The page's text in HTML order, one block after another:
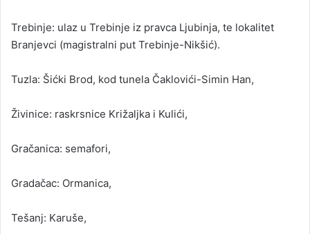
Trebinje: ulaz u Trebinje iz pravca Ljubinja, te lokalitet
Branjevci (magistralni put Trebinje-Nikšić).
Tuzla: Šićki Brod, kod tunela Čaklovići-Simin Han,
Živinice: raskrsnice Križaljka i Kulići,
Gračanica: semafori,
Gradačac: Ormanica,
Tešanj: Karuše,